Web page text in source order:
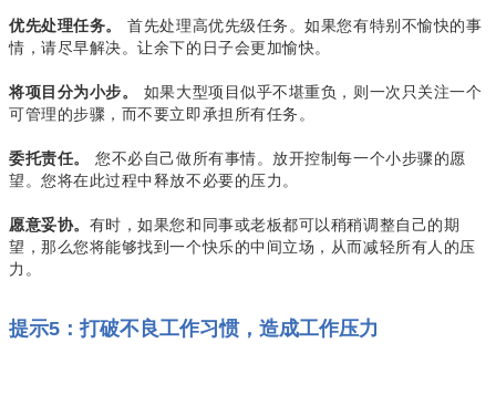
优先处理任务。
首先处理高优先级任务。如果您有特别不愉快的事
情，请尽早解决。让余下的日子会更加愉快。
将项目分为小步。
如果大型项目似乎不堪重负，则一次只关注一个
可管理的步骤，而不要立即承担所有任务。
委托责任。
您不必自己做所有事情。放开控制每一个小步骤的愿
望。您将在此过程中释放不必要的压力。
愿意妥协。 有时，如果您和同事或老板都可以稍稍调整自己的期
望，那么您将能够找到一个快乐的中间立场，从而减轻所有人的压
力。
提示5：打破不良工作习惯，造成工作压力